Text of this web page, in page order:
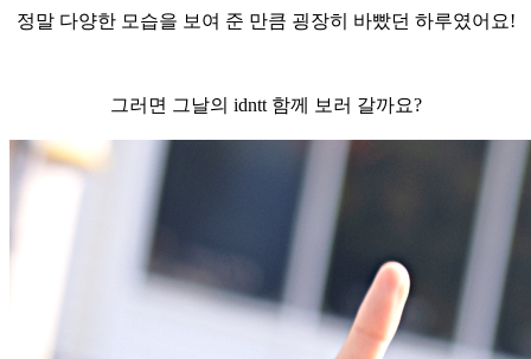
정말 다양한 모습을 보여 준 만큼 굉장히 바빴던 하루였어요!
그러면 그날의 idntt 함께 보러 갈까요?